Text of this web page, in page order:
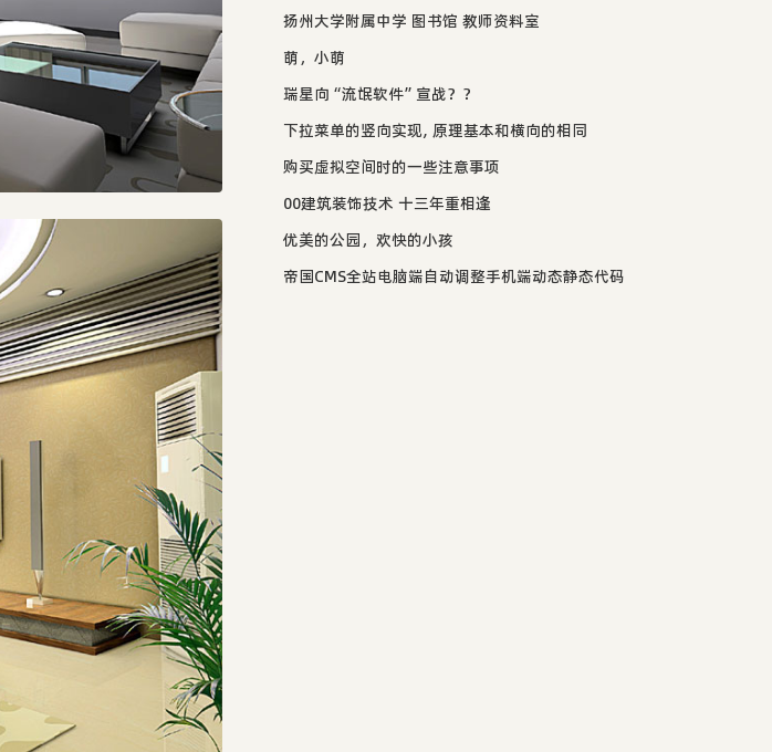
扬州大学附属中学 图书馆 教师资料室
萌，小萌
瑞星向“流氓软件”宣战？？
下拉菜单的竖向实现, 原理基本和横向的相同
购买虚拟空间时的一些注意事项
00建筑装饰技术 十三年重相逢
优美的公园，欢快的小孩
帝国CMS全站电脑端自动调整手机端动态静态代码